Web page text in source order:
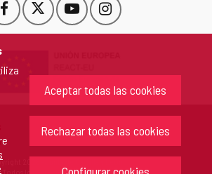
Aceptar todas las cookies
Rechazar todas las cookies
Facebook
Este
enlace
en
nueva.
Este
enlace
una
ventana
nueva.
YouTube
Este
enlace
una
ventana
nueva.
Instagram
Este
enlace
una
ventana
nueva.
2026 - Junta de Castilla y León
Todos los derechos reservados.